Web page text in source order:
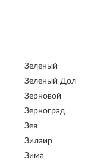
Зеленый
Зеленый Дол
Зерновой
Зерноград
Зея
Зилаир
Зима